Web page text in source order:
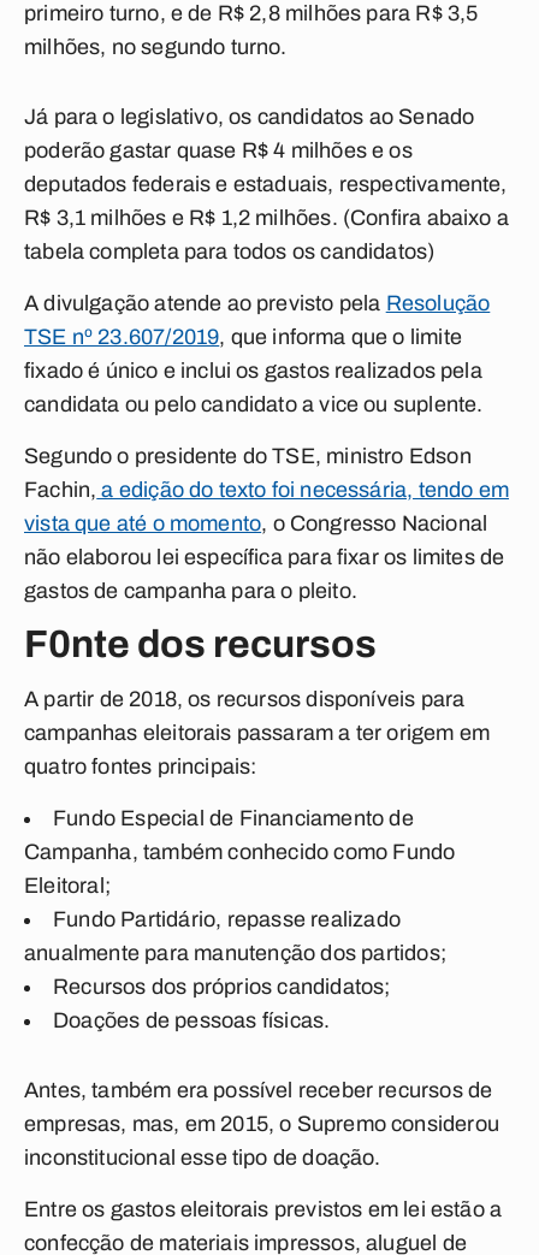
primeiro turno, e de R$ 2,8 milhões para R$ 3,5
milhões, no segundo turno.
Já para o legislativo, os candidatos ao Senado
poderão gastar quase R$ 4 milhões e os
deputados federais e estaduais, respectivamente,
R$ 3,1 milhões e R$ 1,2 milhões. (Confira abaixo a
tabela completa para todos os candidatos)
A divulgação atende ao previsto pela Resolução
TSE nº 23.607/2019, que informa que o limite
fixado é único e inclui os gastos realizados pela
candidata ou pelo candidato a vice ou suplente.
Segundo o presidente do TSE, ministro Edson
Fachin, a edição do texto foi necessária, tendo em
vista que até o momento, o Congresso Nacional
não elaborou lei específica para fixar os limites de
gastos de campanha para o pleito.
F0nte dos recursos
A partir de 2018, os recursos disponíveis para
campanhas eleitorais passaram a ter origem em
quatro fontes principais:
Fundo Especial de Financiamento de
Campanha, também conhecido como Fundo
Eleitoral;
Fundo Partidário, repasse realizado
anualmente para manutenção dos partidos;
Recursos dos próprios candidatos;
Doações de pessoas físicas.
Antes, também era possível receber recursos de
empresas, mas, em 2015, o Supremo considerou
inconstitucional esse tipo de doação.
Entre os gastos eleitorais previstos em lei estão a
confecção de materiais impressos, aluguel de